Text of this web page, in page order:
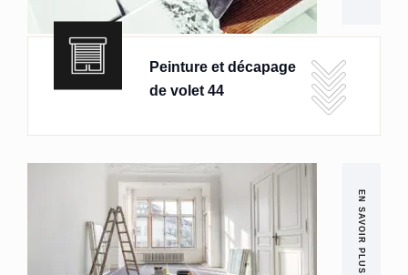
Peinture et décapage
de volet 44
EN SAVOIR PLUS